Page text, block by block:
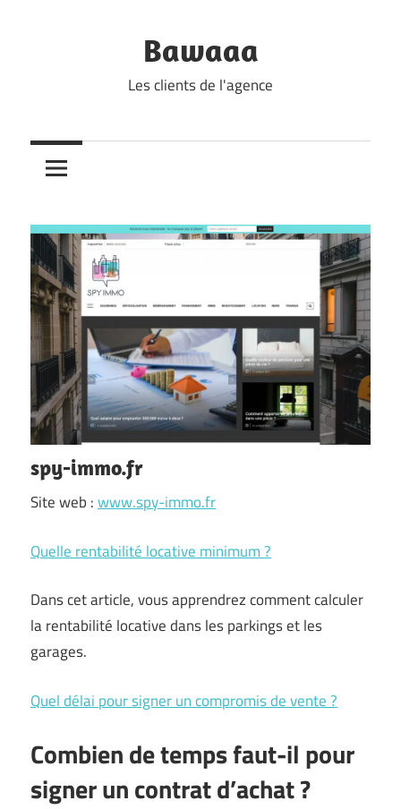
Bawaaa
Les clients de l'agence
spy-immo.fr
Site web :www.spy-immo.fr
Quelle rentabilité locative minimum ?
Dans cet article, vous apprendrez comment calculer
la rentabilité locative dans les parkings et les
garages.
Quel délai pour signer un compromis de vente ?
Combien de temps faut-il pour
signer un contrat d’achat ?